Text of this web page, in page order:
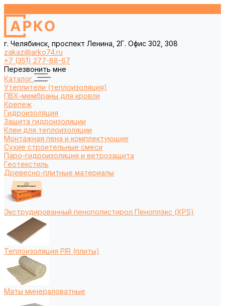
г. Челябинск, проспект Ленина, 2Г. Офис 302, 308
zakaz@arko74.ru
+7 (351) 277-88-67
Перезвонить мне
Каталог
Утеплители (теплоизоляция)
ПВХ-мембраны для кровли
Крепеж
Гидроизоляция
Защита гидроизоляции
Клеи для теплоизоляции
Монтажная пена и комплектующие
Сухие строительные смеси
Паро-гидроизоляция и ветрозащита
Геотекстиль
Древесно-плитные материалы
Экструдированный пенополистирол Пеноплэкс (XPS)
Теплоизоляция PIR (плиты)
Маты минераловатные